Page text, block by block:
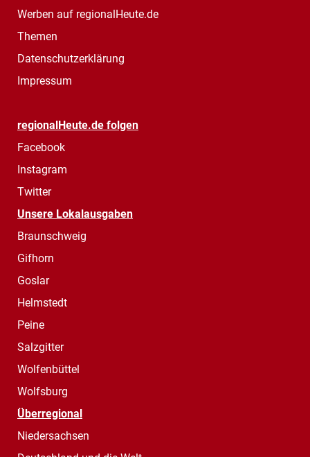
Werben auf regionalHeute.de
Themen
Datenschutzerklärung
Impressum
regionalHeute.de folgen
Facebook
Instagram
Twitter
Unsere Lokalausgaben
Braunschweig
Gifhorn
Goslar
Helmstedt
Peine
Salzgitter
Wolfenbüttel
Wolfsburg
Überregional
Niedersachsen